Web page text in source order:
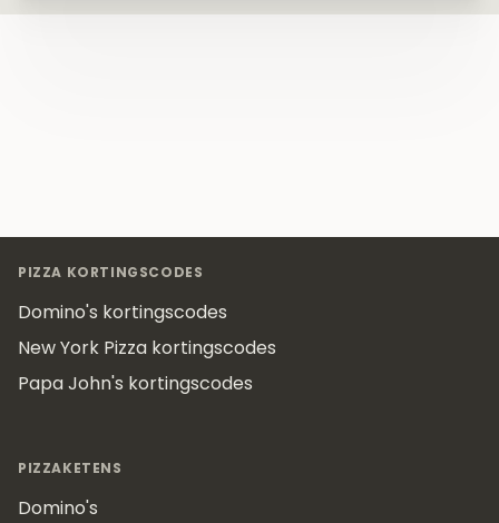
PIZZA KORTINGSCODES
Domino's kortingscodes
New York Pizza kortingscodes
Papa John's kortingscodes
PIZZAKETENS
Domino's